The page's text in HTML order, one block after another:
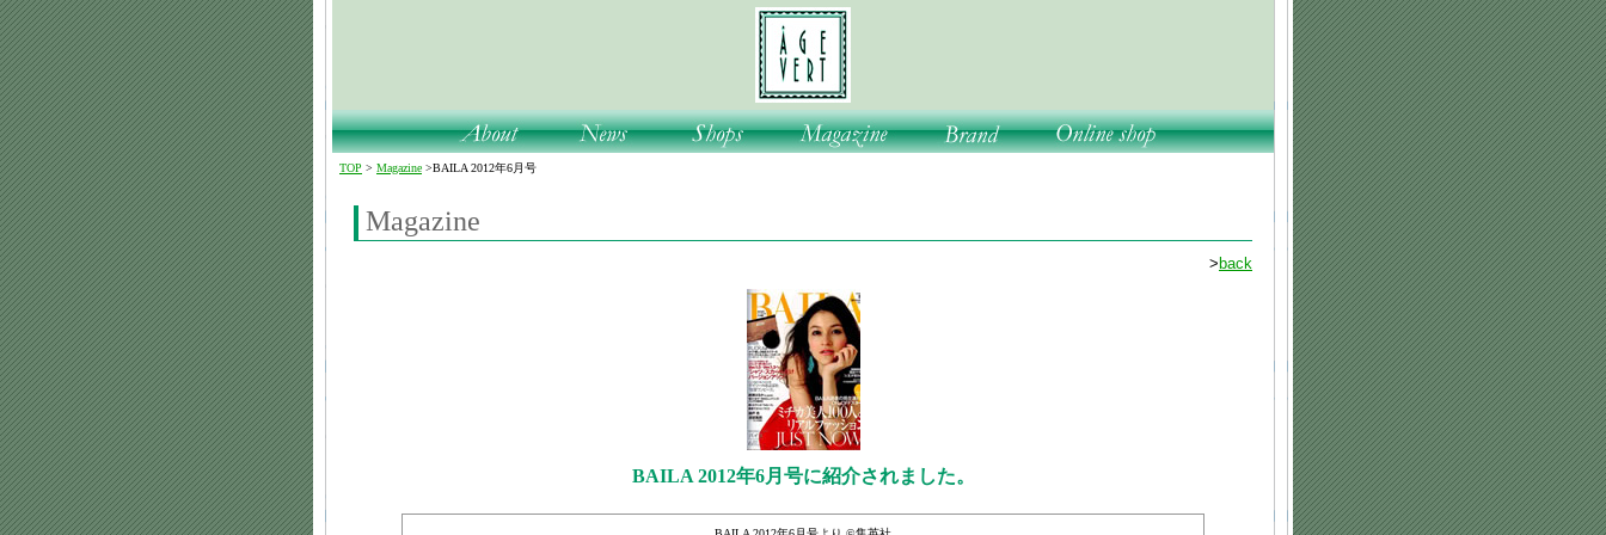
TOP > Magazine >BAILA 2012年6月号
Magazine
> back
BAILA 2012年6月号に紹介されました。